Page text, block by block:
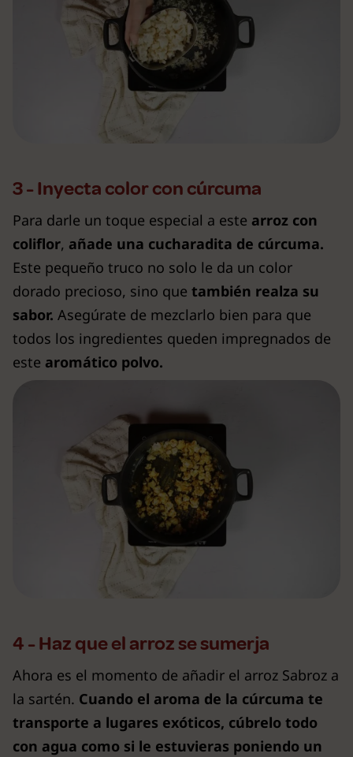
3 - Inyecta color con cúrcuma
Para darle un toque especial a este arroz con
coliflor, añade una cucharadita de cúrcuma.
Este pequeño truco no solo le da un color
dorado precioso, sino que también realza su
sabor. Asegúrate de mezclarlo bien para que
todos los ingredientes queden impregnados de
este aromático polvo.
4 - Haz que el arroz se sumerja
Ahora es el momento de añadir el arroz Sabroz a
la sartén. Cuando el aroma de la cúrcuma te
transporte a lugares exóticos, cúbrelo todo
con agua como si le estuvieras poniendo un